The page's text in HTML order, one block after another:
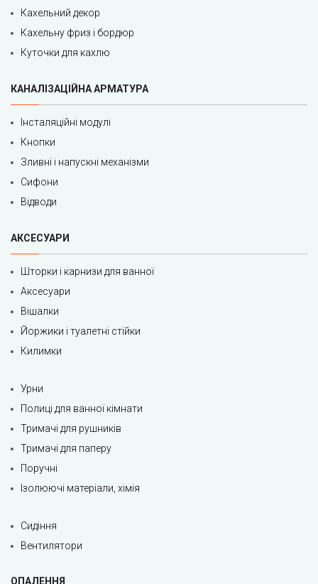
Кахельний декор
Кахельну фриз і бордюр
Куточки для кахлю
КАНАЛІЗАЦІЙНА АРМАТУРА
Інсталяційні модулі
Кнопки
Зливні і напускні механізми
Сифони
Відводи
АКСЕСУАРИ
Шторки і карнизи для ванної
Аксесуари
Вішалки
Йоржики і туалетні стійки
Килимки
Урни
Полиці для ванної кімнати
Тримачі для рушників
Тримачі для паперу
Поручні
Ізолюючі матеріали, хімія
Сидіння
Вентилятори
ОПАЛЕННЯ